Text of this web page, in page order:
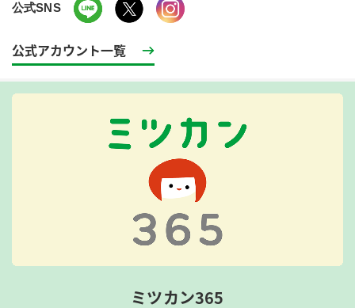
公式SNS
公式アカウント一覧
ミツカン365